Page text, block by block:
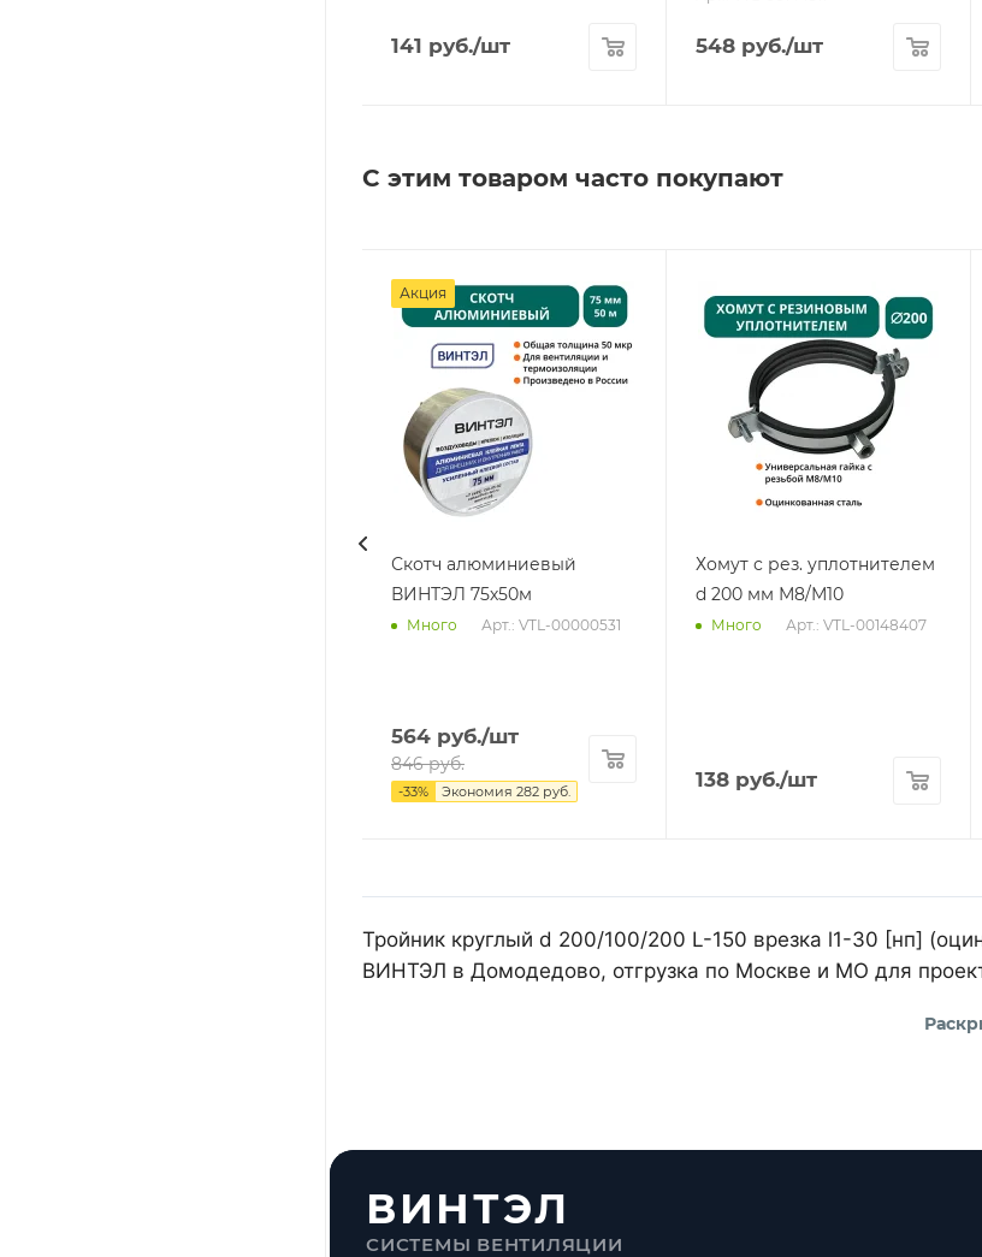
141 руб./шт 548 руб./шт
С этим товаром часто покупают
Акция
Скотч алюминиевый
ВИНТЭЛ 75х50м
Много Арт.: VTL-00000531
564 руб./шт
846руб.
-33% Экономия 282 руб.
Хомут с рез. уплотнителем
d 200 мм М8/М10
Много Арт.: VTL-00148407
138 руб./шт
Тройник круглый d 200/100/200 L-150 врезка l1-30 [нп]
ВИНТЭЛ в Домодедово, отгрузка по Москве и МО для
ВИНТЭЛ
СИСТЕМЫ ВЕНТИЛЯЦИИ